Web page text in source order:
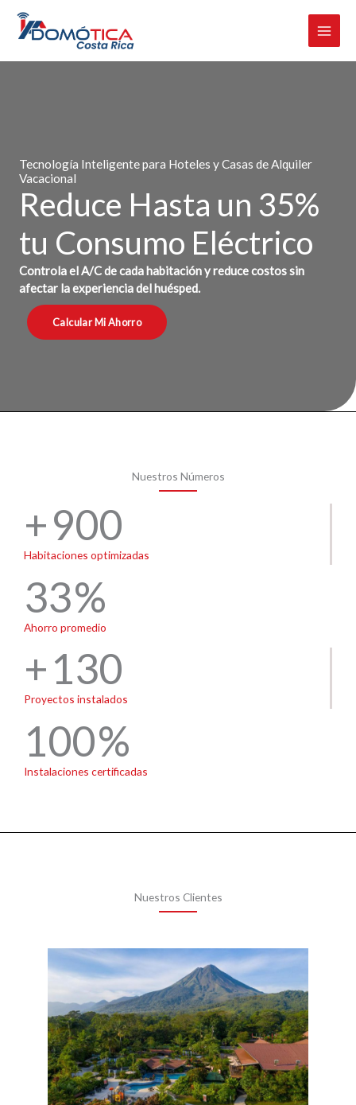
Omitir
Tecnología Inteligente para Hoteles y Casas de Alquiler
Vacacional
Reduce Hasta un 35%
tu Consumo Eléctrico
Controla el A/C de cada habitación y reduce costos sin
afectar la experiencia del huésped.
Calcular Mi Ahorro
Nuestros Números
900
Habitaciones optimizadas
33
Ahorro promedio
130
Proyectos instalados
100
Instalaciones certificadas
Nuestros Clientes